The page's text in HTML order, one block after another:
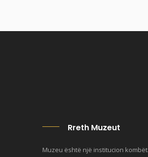
Rreth Muzeut
Muzeu është një institucion